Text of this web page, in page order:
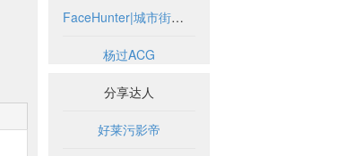
FaceHunter|城市街头时尚摄影博客
杨过ACG
分享达人
好莱污影帝